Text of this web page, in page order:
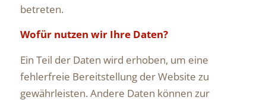
betreten.
Wofür nutzen wir Ihre Daten?
Ein Teil der Daten wird erhoben, um eine
fehlerfreie Bereitstellung der Website zu
gewährleisten. Andere Daten können zur